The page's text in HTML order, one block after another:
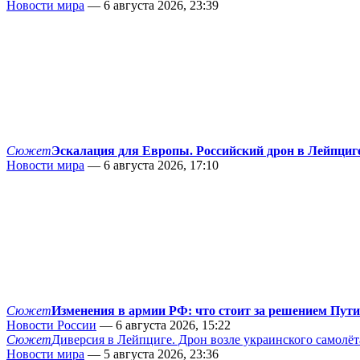
Новости мира — 6 августа 2026, 23:39
СюжетЭскалация для Европы. Российский дрон в
Новости мира — 6 августа 2026, 17:10
СюжетИзменения в армии РФ: что стоит за решением
Новости России — 6 августа 2026, 15:22
СюжетДиверсия в Лейпциге. Дрон возле украинского
Новости мира — 5 августа 2026, 23:36